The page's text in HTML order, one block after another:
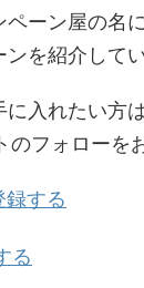
ペーン屋の名
を紹介してい
入れたい方
フォローを
する
る